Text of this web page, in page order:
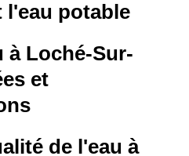
potable
à Loché-Sur-
et
de l'eau à